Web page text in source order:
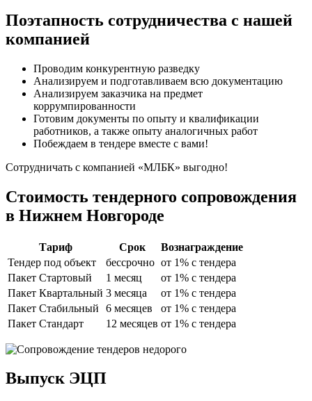
Поэтапность сотрудничества с нашей
компанией
Проводим конкурентную разведку
Анализируем и подготавливаем всю документацию
Анализируем заказчика на предмет
коррумпированности
Готовим документы по опыту и квалификации
работников, а также опыту аналогичных работ
Побеждаем в тендере вместе с вами!
Сотрудничать с компанией «МЛБК» выгодно!
Стоимость тендерного сопровождения
в Нижнем Новгороде
Тариф Срок
Вознаграждение
Тендер под объект
бессрочно от 1% с тендера
Пакет Стартовый
1 месяц
от 1% с тендера
Пакет Квартальный 3 месяца
от 1% с тендера
Пакет Стабильный
6 месяцев
от 1% с тендера
Пакет Стандарт
12 месяцев от 1% с тендера
Выпуск ЭЦП